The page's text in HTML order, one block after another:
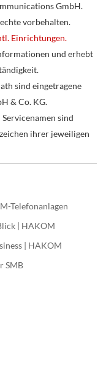
GmbH.
vorbehalten.
Einrichtungen.
und erhebt
sind eingetragene
& Co. KG.
sind
ihrer jeweiligen
Telefonanlagen
| HAKOM
| HAKOM
SMB